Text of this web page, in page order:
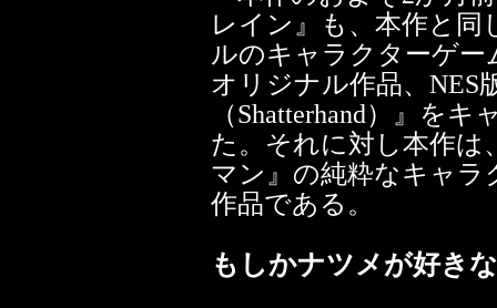
レイン』も、本作と同
ルのキャラクターゲ
オリジナル作品、NES
（Shatterhand）』を
た。それに対し本作は
マン』の純粋なキャ
作品である。
もしかナツメが好き